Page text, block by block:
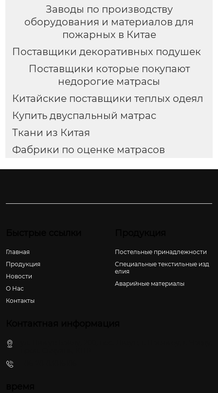
Заводы по производству
оборудования и материалов для
пожарных в Китае
Поставщики декоративных подушек
Поставщики которые покупают
недорогие матрасы
Китайские поставщики теплых одеял
Купить двуспальный матрас
Ткани из Китая
Фабрики по оценке матрасов
Главная
Продукция
Новости
О Hас
Контакты
Постельные принадлежности
Специальные текстильные изд
елия
Аварийные материалы